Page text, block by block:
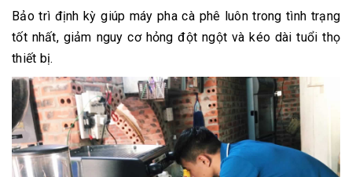
Bảo trì định kỳ giúp máy pha cà phê luôn trong tình trạng
tốt nhất, giảm nguy cơ hỏng đột ngột và kéo dài tuổi thọ
thiết bị.